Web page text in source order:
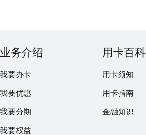
业务介绍
我要办卡
我要优惠
我要分期
我要权益
用卡百科
用卡须知
用卡指南
金融知识